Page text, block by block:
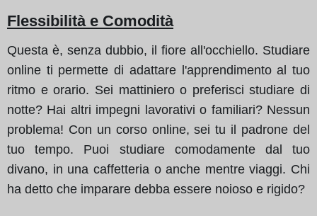
Flessibilità e Comodità
Questa è, senza dubbio, il fiore all'occhiello. Studiare
online ti permette di adattare l'apprendimento al tuo
ritmo e orario. Sei mattiniero o preferisci studiare di
notte? Hai altri impegni lavorativi o familiari? Nessun
problema! Con un corso online, sei tu il padrone del
tuo tempo. Puoi studiare comodamente dal tuo
divano, in una caffetteria o anche mentre viaggi. Chi
ha detto che imparare debba essere noioso e rigido?